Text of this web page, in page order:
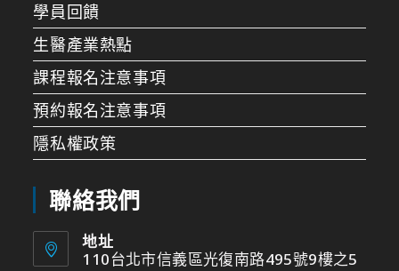
學員回饋
生醫產業熱點
課程報名注意事項
預約報名注意事項
隱私權政策
聯絡我們
地址
110台北市信義區光復南路495號9樓之5